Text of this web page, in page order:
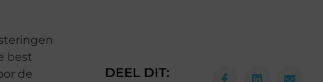
best
de
DEEL DIT: